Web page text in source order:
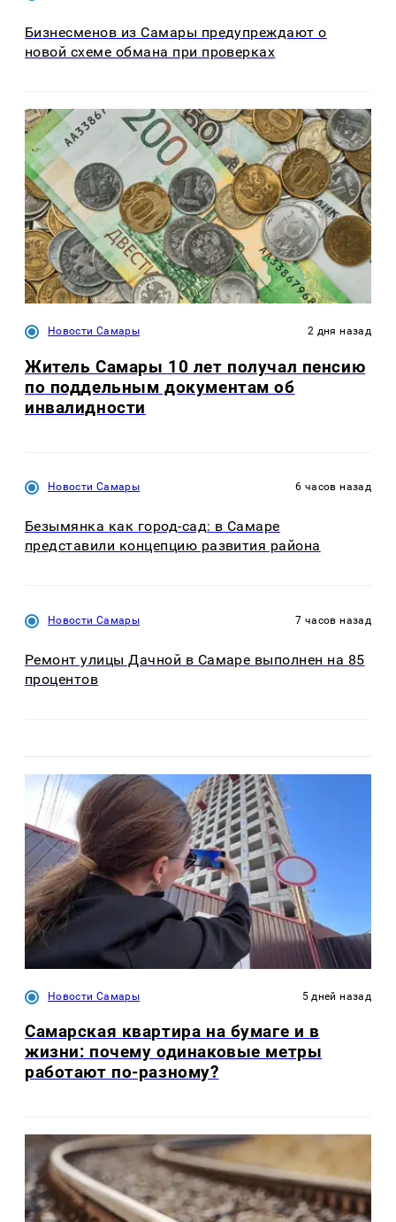
Бизнесменов из Самары предупреждают о
новой схеме обмана при проверках
Новости Самары 2 дня назад
Житель Самары 10 лет получал пенсию
по поддельным документам об
инвалидности
Новости Самары 6 часов назад
Безымянка как город-сад: в Самаре
представили концепцию развития района
Новости Самары 7 часов назад
Ремонт улицы Дачной в Самаре выполнен на 85
процентов
Новости Самары 5 дней назад
Самарская квартира на бумаге и в
жизни: почему одинаковые метры
работают по-разному?